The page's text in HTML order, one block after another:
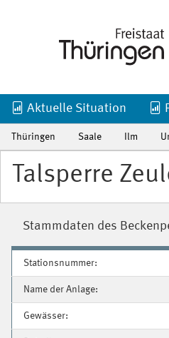
Aktuelle Situation
Thüringen Saale Ilm
Talsperre
Stammdaten des
Stationsnummer:
Name der Anlage:
Gewässer: